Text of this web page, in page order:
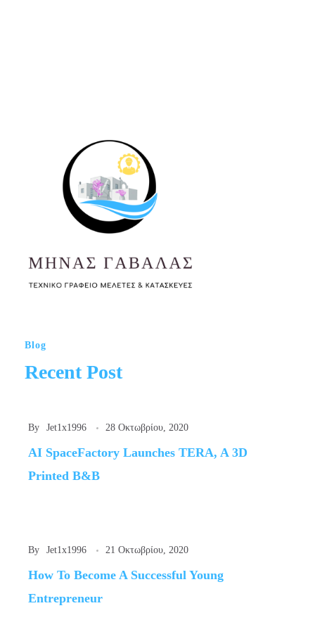
Blog
Recent Post
AI SpaceFactory Launches TERA, A 3D
Printed B&B
28 Οκτωβρίου, 2020
By Jet1x1996
How To Become A Successful Young
Entrepreneur
21 Οκτωβρίου, 2020
By Jet1x1996